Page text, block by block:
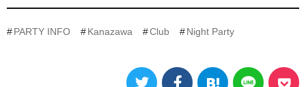
PARTY INFO Kanazawa Club Night Party